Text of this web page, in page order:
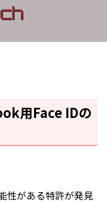
用Face IDの
性がある特許が発見